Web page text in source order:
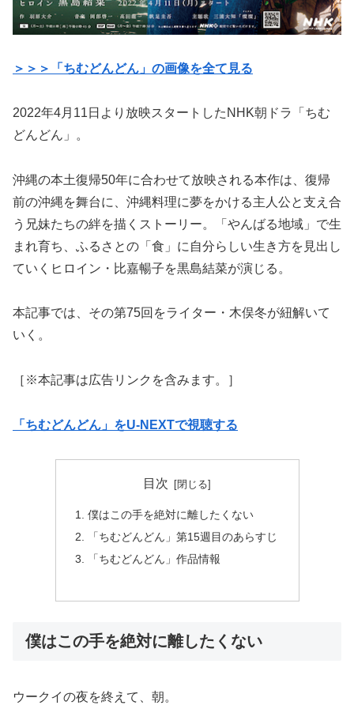
＞＞＞「ちむどんどん」の画像を全て見る
2022年4月11日より放映スタートしたNHK朝ドラ「ちむ
どんどん」。
沖縄の本土復帰50年に合わせて放映される本作は、復帰
前の沖縄を舞台に、沖縄料理に夢をかける主人公と支え合
う兄妹たちの絆を描くストーリー。「やんばる地域」で生
まれ育ち、ふるさとの「食」に自分らしい生き方を見出し
ていくヒロイン・比嘉暢子を黒島結菜が演じる。
本記事では、その第75回をライター・木俣冬が紐解いて
いく。
［※本記事は広告リンクを含みます。］
「ちむどんどん」をU-NEXTで視聴する
目次
僕はこの手を絶対に離したくない
「ちむどんどん」第15週目のあらすじ
「ちむどんどん」作品情報
僕はこの手を絶対に離したくない
ウークイの夜を終えて、朝。